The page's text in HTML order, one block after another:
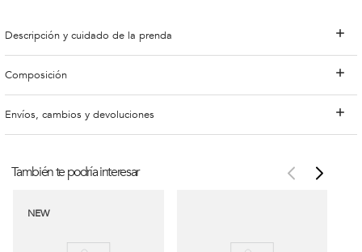
Descripción y cuidado de la prenda
Composición
Envíos, cambios y devoluciones
También te podría interesar
NEW